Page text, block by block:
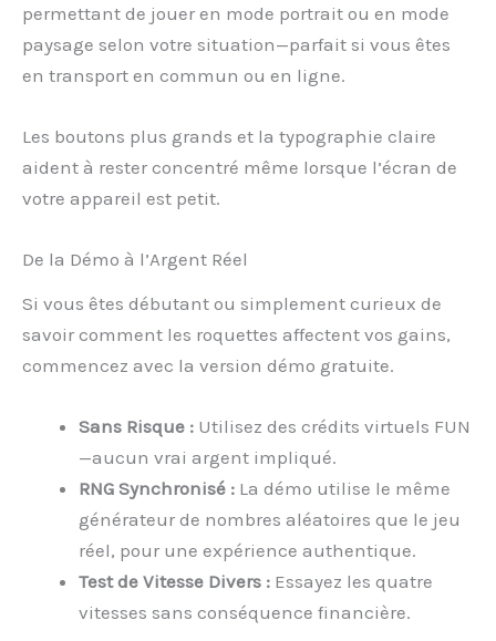
permettant de jouer en mode portrait ou en mode
paysage selon votre situation—parfait si vous êtes
en transport en commun ou en ligne.
Les boutons plus grands et la typographie claire
aident à rester concentré même lorsque l’écran de
votre appareil est petit.
De la Démo à l’Argent Réel
Si vous êtes débutant ou simplement curieux de
savoir comment les roquettes affectent vos gains,
commencez avec la version démo gratuite.
Sans Risque : Utilisez des crédits virtuels FUN
—aucun vrai argent impliqué.
RNG Synchronisé : La démo utilise le même
générateur de nombres aléatoires que le jeu
réel, pour une expérience authentique.
Test de Vitesse Divers : Essayez les quatre
vitesses sans conséquence financière.